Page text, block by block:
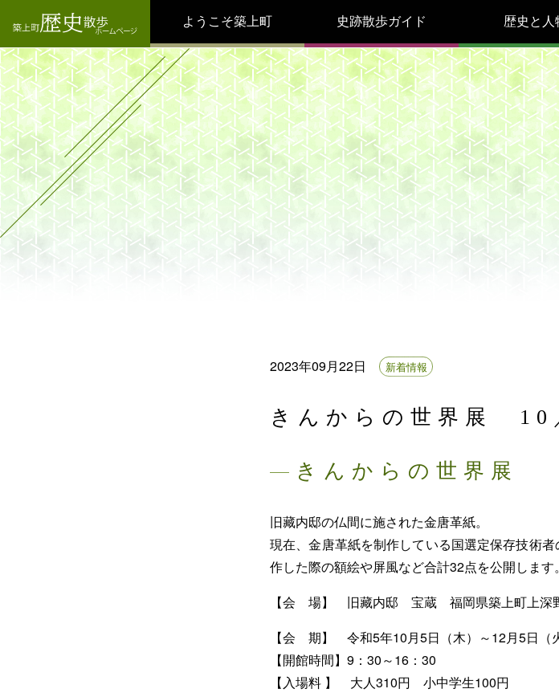
ようこそ築上町 史跡散歩ガイド 歴史と人
2023年09月22日 新着情報
きんからの世界展 10
きんからの世界展
旧藏内邸の仏間に施された金唐革紙。
現在、金唐革紙を制作している国選定保存技術
作した際の額絵や屏風など合計32点を公開します。
【会 場】 旧藏内邸 宝蔵 福岡県築上町上深
【会 期】 令和5年10月5日（木）～12月5日
【開館時間】9：30～16：30
【入場料 】 大人310円 小中学生100円